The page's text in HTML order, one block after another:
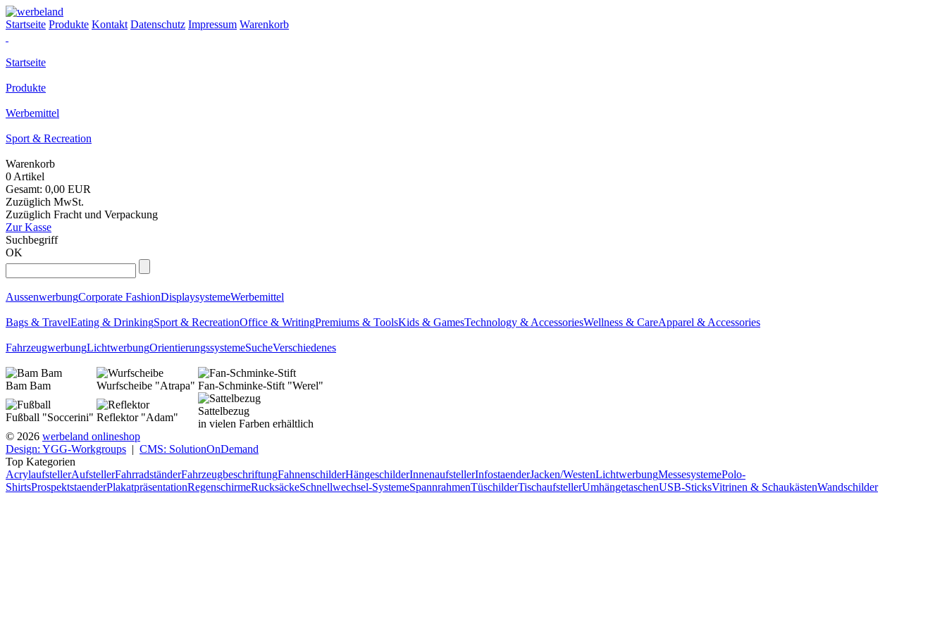
Startseite Produkte Kontakt Datenschutz Impressum Warenkorb
Startseite
Produkte
Werbemittel
Sport & Recreation
Warenkorb
0 Artikel
Gesamt: 0,00 EUR
Zuzüglich MwSt.
Zuzüglich Fracht und Verpackung
Zur Kasse
Suchbegriff
OK
AussenwerbungCorporate FashionDisplaysystemeWerbemittel
Bags & TravelEating & DrinkingSport & RecreationOffice & WritingPremiums & ToolsKids & GamesTechnology & AccessoriesWellness & CareApparel & Accessories
FahrzeugwerbungLichtwerbungOrientierungssystemeSucheVerschiedenes
Bam Bam Wurfscheibe "Atrapa" Fan-Schminke-Stift "Werel"
Fußball "Soccerini" Reflektor "Adam"
Sattelbezug
in vielen Farben erhältlich
© 2026 werbeland onlineshop
Design: YGG-Workgroups | CMS: SolutionOnDemand
Top Kategorien
AcrylaufstellerAufstellerFahrradständerFahrzeugbeschriftungFahnenschilderHängeschilderInnenaufstellerInfostaenderJacken/WestenLichtwerbungMessesystemePolo-
ShirtsProspektstaenderPlakatpräsentationRegenschirmeRucksäckeSchnellwechsel-SystemeSpannrahmenTüschilderTischaufstellerUmhängetaschenUSB-SticksVitrinen & SchaukästenWandschilder